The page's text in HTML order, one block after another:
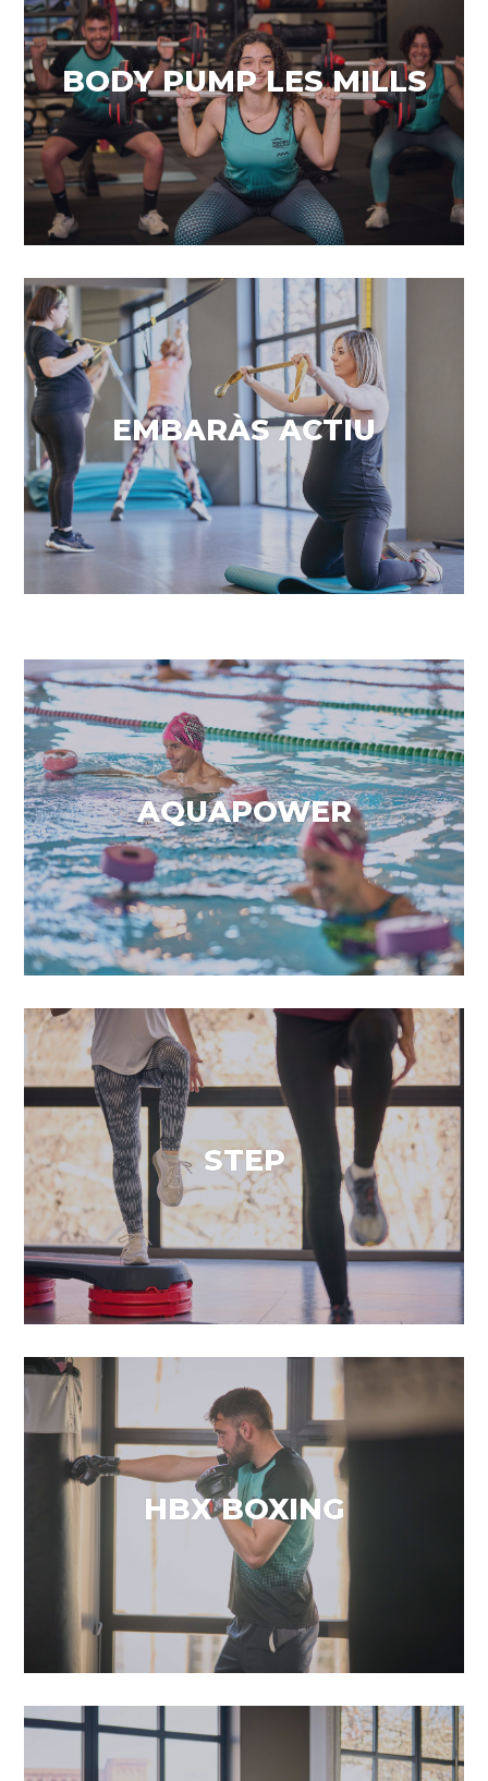
BODY PUMP LES MILLS
Els millors exercicis
VEURE MÉS
EMBARÀS ACTIU
Enfortiment & tonificació
VEURE MÉS
AQUAPOWER
Treballant amb l’aigua
VEURE MÉS
STEP
Treball cardiovascular
VEURE MÉS
HBX BOXING
Descarrega l’estrès
VEURE MÉS